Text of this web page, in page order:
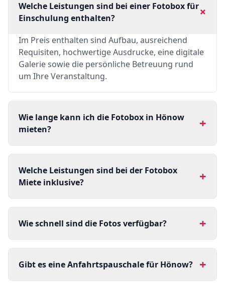
Welche Leistungen sind bei einer Fotobox für
Einschulung enthalten?
+
Im Preis enthalten sind Aufbau, ausreichend
Requisiten, hochwertige Ausdrucke, eine digitale
Galerie sowie die persönliche Betreuung rund
um Ihre Veranstaltung.
Wie lange kann ich die Fotobox in Hönow
mieten?
+
Welche Leistungen sind bei der Fotobox
Miete inklusive?
+
Wie schnell sind die Fotos verfügbar? +
Gibt es eine Anfahrtspauschale für Hönow? +